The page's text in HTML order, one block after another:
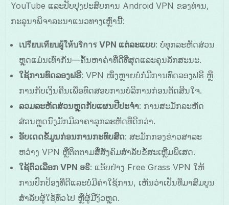
YouTube ແລະປັບປຸງປະສົບການ Android VPN ຂອງທ່ານ,
ກະລຸນາພິຈາລະນາແນວທາງເຫຼົ່ານີ້:
เปรียบเทียบผู้ให้บริการ VPN ແຕ່ລະແບບ: ບໍ່ທຸກລະຫັດສ່ວນ
ຫຼຸດແມ່ນເທົ່າກັນ—ຄົ້ນຫາຄ່າທີ່ດີທີ່ສຸດແລະຄຸນລັກສະນະ.
ໃຊ້ການທົດລອງຟຣີ: VPN ໜຶ່ງຫຼາຍບໍ່ກໍ່ມີການທົດລອງຟຣີ ຫຼື
ການກັບເງິນຄືນເພື່ອທົດສອບການບໍລິການກ່ອນຕັດສິນໃຈ.
ລວມລະຫັດສ່ວນຫຼຸດກັບແຜນປີປະຈຳ: ການສະມັກລະຫັດ
ສ່ວນຫຼຸດນົງມັກມີລາຄາລຸກລະຫັດທີ່ດີກວ່າ.
ອັບເດດຂໍ້ມູນກ່ອນການກະທົບສົດ: ສະມັກກອງຂ່າວສາລະ
ຫວ່າງ VPN ຫຼືຕິຕຕາມສື່ສັງຄົມສໍາລັບຂໍ້ສະເຫຼີມພິເສດ.
ໃຊ້ຕົວເລືອກ VPN ໟຣີ: ແອັບຢ່າງ Free Grass VPN ໃຫ້
ການປົກປ້ອງທີ່ດີແລະບໍ່ມີຄ່າໃຊ້ການ, ເຫັນວ່າເປັນທີ່ມາສົມບູນ
ສໍາລັບຜູ້ໃຊ້ທົ່ວໄປ ຫຼືຜູ້ມີງົວຫຼຸດ.